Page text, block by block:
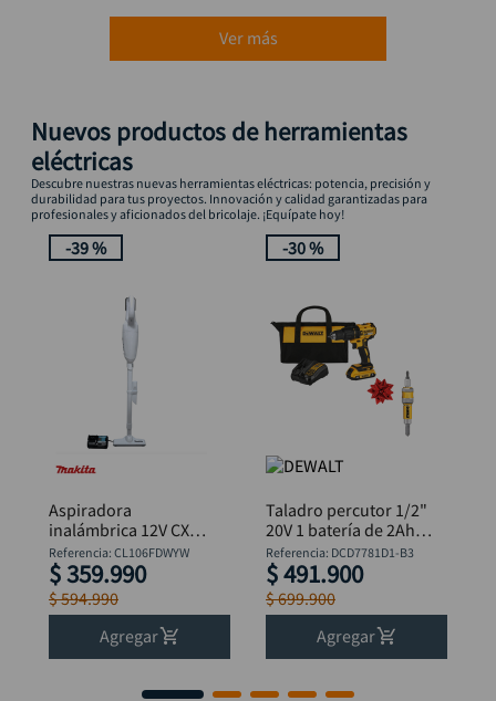
Ver más
Nuevos productos de herramientas
eléctricas
Descubre nuestras nuevas herramientas eléctricas: potencia, precisión y
durabilidad para tus proyectos. Innovación y calidad garantizadas para
profesionales y aficionados del bricolaje. ¡Equípate hoy!
-39 %
Aspiradora
inalámbrica 12V CXT 1
(BL1016)+cargador
MAKITA
Referencia: CL106FDWYW
$359.990
$594.990
Agregar
-30 %
Taladro percutor 1/2"
20V 1 batería de 2Ah +
bolso DeWalt
DCD7781D1-B3
+Obsequio
Avellanador Dewalt
DW2700
Referencia: DCD7781D1-B3
$491.900
$699.900
Agregar